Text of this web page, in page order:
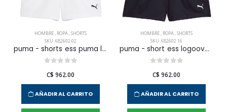
HOMBRE, ROPA,SHORTS
SKU: 682602 02
puma - shorts ess puma logo para hombre
C$ 962.00
AÑADIR AL CARRITO
HOMBRE, ROPA,SHORTS
SKU: 682602 16
puma - short ess logooven 5 para hombre
C$ 962.00
AÑADIR AL CARRITO